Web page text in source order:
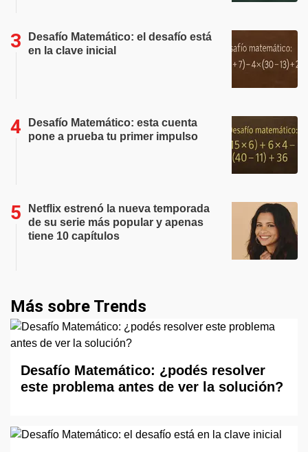
Desafío Matemático: el desafío está
en la clave inicial
Desafío Matemático: esta cuenta
pone a prueba tu primer impulso
Netflix estrenó la nueva temporada
de su serie más popular y apenas
tiene 10 capítulos
Más sobre Trends
Desafío Matemático: ¿podés resolver
este problema antes de ver la solución?